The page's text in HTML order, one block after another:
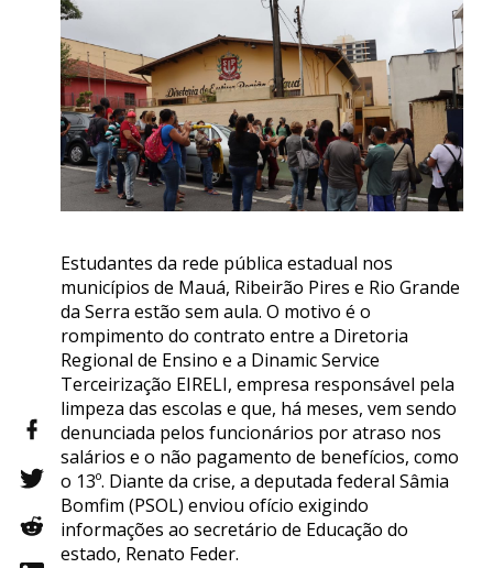
Estudantes da rede pública estadual nos
municípios de Mauá, Ribeirão Pires e Rio Grande
da Serra estão sem aula. O motivo é o
rompimento do contrato entre a Diretoria
Regional de Ensino e a Dinamic Service
Terceirização EIRELI, empresa responsável pela
limpeza das escolas e que, há meses, vem sendo
denunciada pelos funcionários por atraso nos
salários e o não pagamento de benefícios, como
o 13º. Diante da crise, a deputada federal Sâmia
Bomfim (PSOL) enviou ofício exigindo
informações ao secretário de Educação do
estado, Renato Feder.